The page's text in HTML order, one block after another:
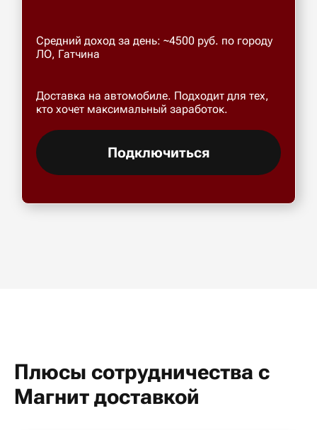
Средний доход за день: ~4500 руб. по городу
ЛО, Гатчина
Доставка на автомобиле. Подходит для тех,
кто хочет максимальный заработок.
Подключиться
Плюсы сотрудничества с
Магнит доставкой